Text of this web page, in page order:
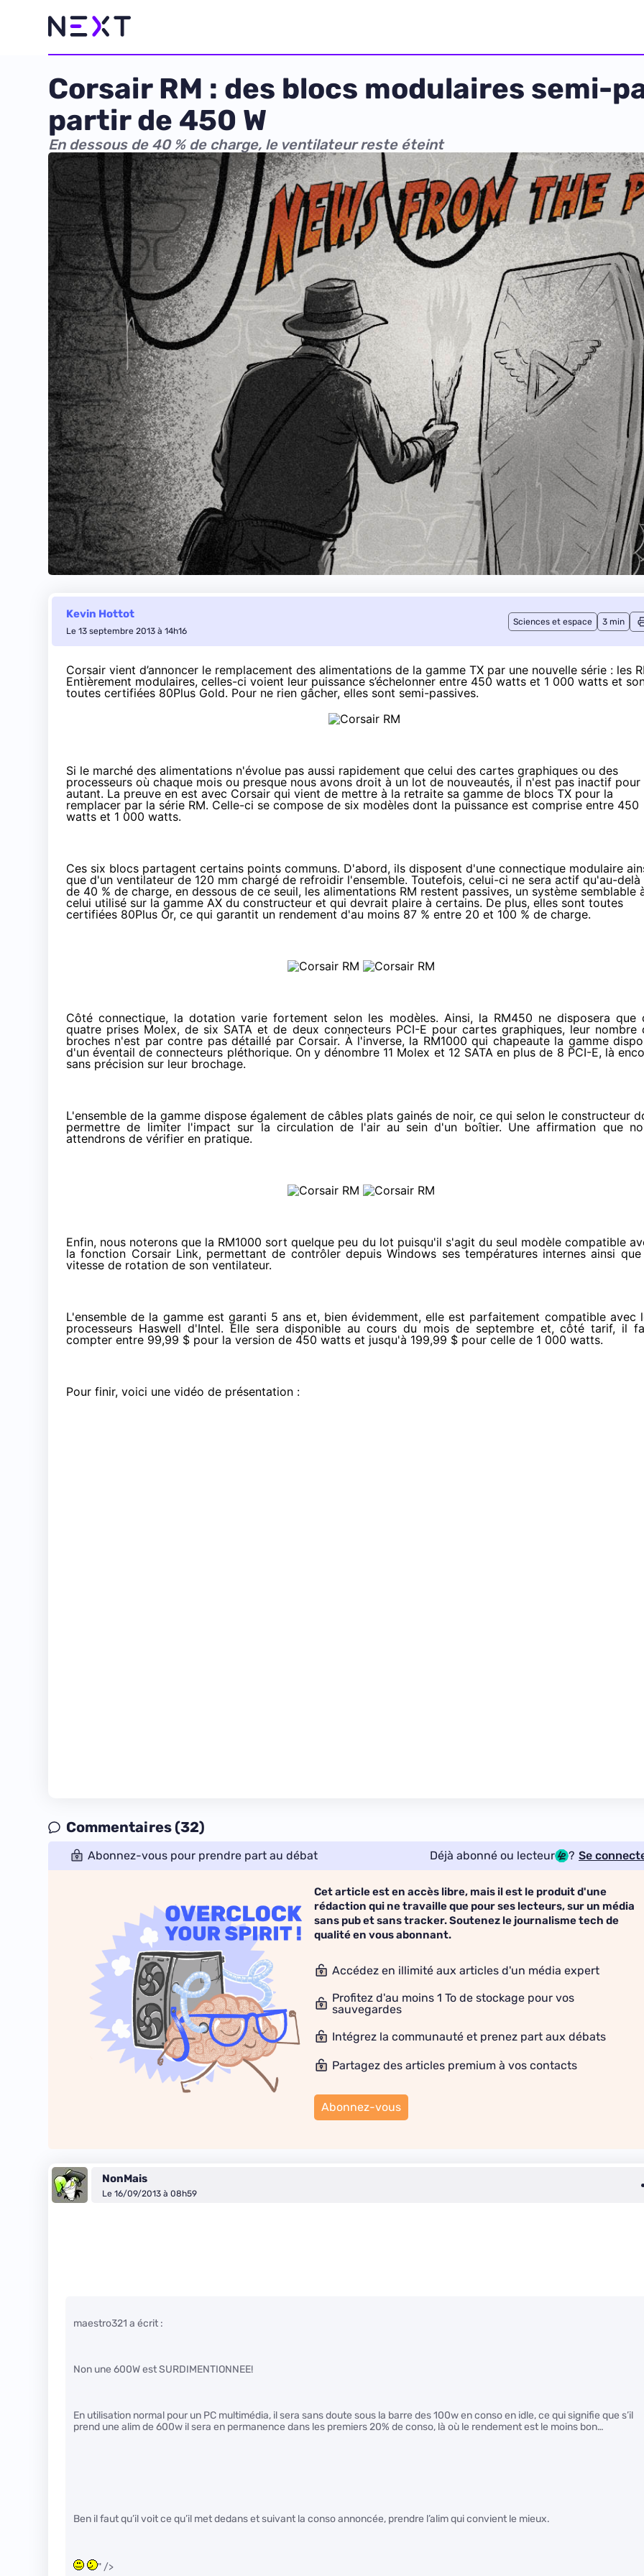
Corsair RM : des blocs modulaires semi-
partir de 450 W
En dessous de 40 % de charge, le ventilateur reste éteint
Kevin Hottot
Le 13 septembre 2013 à 14h16
Sciences et espace 3 min
Corsair vient d’annoncer le remplacement des alimentations de la gamme TX par une nouvelle série : les
Entièrement modulaires, celles-ci voient leur puissance s’échelonner entre 450 watts et 1 000 watts et
toutes certifiées 80Plus Gold. Pour ne rien gâcher, elles sont semi-passives.
Si le marché des alimentations n'évolue pas aussi rapidement que celui des cartes graphiques ou des
processeurs où chaque mois ou presque nous avons droit à un lot de nouveautés, il n'est pas inactif pour
autant. La preuve en est avec Corsair qui vient de mettre à la retraite sa gamme de blocsTX pour la
remplacer par la série RM. Celle-ci se compose de six modèles dont la puissance est comprise entre 450
watts et 1 000 watts.
Ces six blocs partagent certains points communs. D'abord, ils disposent d'une connectique modulaire
que d'un ventilateur de 120 mm chargé de refroidir l'ensemble. Toutefois, celui-ci ne sera actif qu'au-delà
de 40 % de charge, en dessous de ce seuil, les alimentations RM restent passives, un système semblable
celui utilisé sur la gamme AX du constructeur et qui devrait plaire à certains. De plus, elles sont toutes
certifiées 80Plus Or, ce qui garantit un rendement d'au moins 87 % entre 20 et 100 % de charge.
Côté connectique, la dotation varie fortement selon les modèles. Ainsi, la RM450 ne disposera que
quatre prises Molex, de six SATA et de deux connecteurs PCI-E pour cartes graphiques, leur nombre
broches n'est par contre pas détaillé par Corsair. À l'inverse, la RM1000 qui chapeaute la gamme
d'un éventail de connecteurs pléthorique. On y dénombre 11 Molex et 12 SATA en plus de 8 PCI-E, là
sans précision sur leur brochage.
L'ensemble de la gamme dispose également de câbles plats gainés de noir, ce qui selon le constructeur
permettre de limiter l'impact sur la circulation de l'air au sein d'un boîtier. Une affirmation que
attendrons de vérifier en pratique.
Enfin, nous noterons que la RM1000 sort quelque peu du lot puisqu'il s'agit du seul modèle compatible
la fonction Corsair Link, permettant de contrôler depuis Windows ses températures internes ainsi
vitesse de rotation de son ventilateur.
L'ensemble de la gamme est garanti 5 ans et, bien évidemment, elle est parfaitement compatible avec
processeurs Haswell d'Intel. Elle sera disponible au cours du mois de septembre et, côté tarif, il
compter entre 99,99 $ pour la version de 450 watts et jusqu'à 199,99 $ pour celle de 1 000 watts.
Pour finir, voici une vidéo de présentation :
Commentaires (32)
Abonnez-vous pour prendre part au débat Déjà abonné ou lecteur ? Se
Cet article est en accès libre, mais il est le produit d'une
rédaction qui ne travaille que pour ses lecteurs, sur un média
sans pub et sans tracker. Soutenez le journalisme tech de
qualité en vous abonnant.
Accédez en illimité aux articles d'un média expert
Profitez d'au moins 1 To de stockage pour vos
sauvegardes
Intégrez la communauté et prenez part aux débats
Partagez des articles premium à vos contacts
Abonnez-vous
NonMais
Le 16/09/2013 à 08h59
maestro321 a écrit :
Non une 600W est SURDIMENTIONNEE!
En utilisation normal pour un PC multimédia, il sera sans doute sous la barre des 100w en conso en idle, ce qui signifie que s’il
prend une alim de 600w il sera en permanence dans les premiers 20% de conso, là où le rendement est le moins bon…
Ben il faut qu’il voit ce qu’il met dedans et suivant la conso annoncée, prendre l’alim qui convient le mieux.
" />